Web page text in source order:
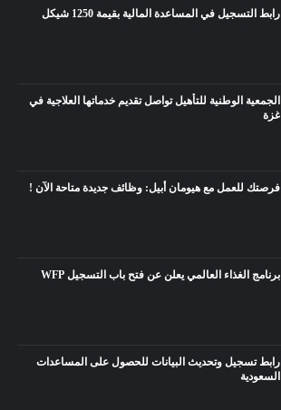
رابط التسجيل في المساعدة المالية بقيمة 1250 شيكل
الجمعية الوطنية للتأهيل تواصل تقديم خدماتها العلاجية في
غزة
فرصتك للعمل مع هيومان أبيل: وظائف جديدة متاحة الآن !
برنامج الغذاء العالمي يعلن عن فتح باب التسجيل WFP
رابط تسجيل وتحديث البيانات للحصول على المساعدات
السعودية